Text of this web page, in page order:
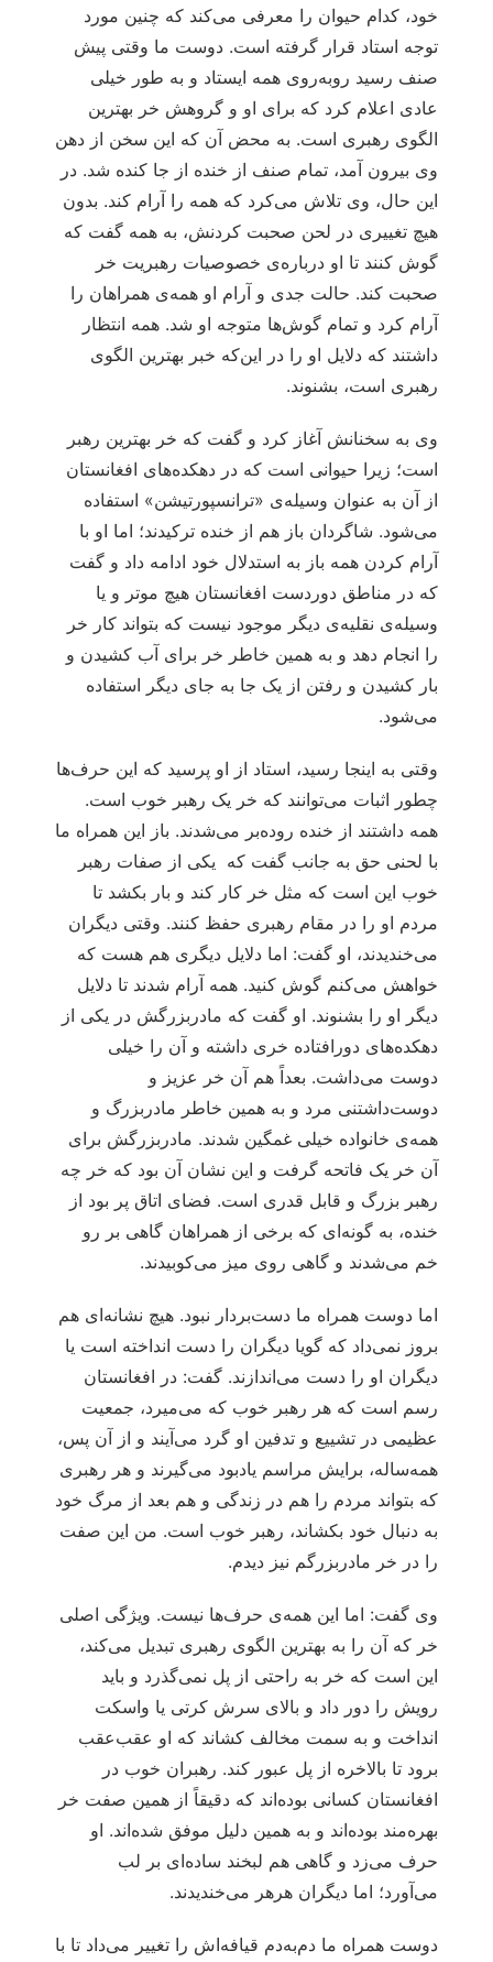
خود، کدام حیوان را معرفی می‌کند که چنین مورد
توجه استاد قرار گرفته است. دوست ما وقتی پیش
صنف رسید روبه‌روی همه ایستاد و به طور خیلی
عادی اعلام کرد که برای او و گروهش خر بهترین
الگوی رهبری است. به محض ‌آن که این سخن از دهن
وی بیرون آمد، تمام صنف از خنده از جا کنده شد. در
این حال، وی تلاش می‌کرد که همه را آرام کند. بدون
هیچ تغییری در لحن صحبت کردنش، به همه گفت که
گوش کنند تا او درباره‌ی خصوصیات رهبریت خر
صحبت کند. حالت جدی و آرام او همه‌ی همراهان را
آرام کرد و تمام گوش‌ها متوجه او شد. همه انتظار
داشتند که دلایل او را در این‌که خبر بهترین الگوی
رهبری است، بشنوند.
وی به سخنانش آغاز کرد و گفت که خر بهترین رهبر
است؛ زیرا حیوانی است که در دهکده‌های افغانستان
از آن به عنوان وسیله‌ی «ترانسپورتیشن» استفاده
می‌شود. شاگردان باز هم از خنده ترکیدند؛ اما او با
آرام کردن همه باز به استدلال خود ادامه داد و گفت
که در مناطق دوردست افغانستان هیچ موتر و یا
وسیله‌ی نقلیه‌ی دیگر موجود نیست که بتواند کار خر
را انجام دهد و به همین خاطر خر برای آب کشیدن و
بار کشیدن و رفتن از یک جا به جای دیگر استفاده
می‌شود.
وقتی به اینجا رسید، استاد از او پرسید که این حرف‌ها
چطور اثبات می‌توانند که خر یک رهبر خوب است.
همه داشتند از خنده روده‌بر می‌شدند. باز این همراه ما
با لحنی حق به جانب گفت که یکی از صفات رهبر
خوب این است که مثل خر کار کند و بار بکشد تا
مردم او را در مقام رهبری حفظ کنند. وقتی دیگران
می‌خندیدند، او گفت: اما دلایل دیگری هم هست که
خواهش می‌کنم گوش کنید. همه آرام شدند تا دلایل
دیگر او را بشنوند. او گفت که مادربزرگش در یکی از
دهکده‌های دورافتاده خری داشته و آن را خیلی
دوست می‌داشت. بعداً هم آن خر عزیز و
دوست‌داشتنی مرد و به همین خاطر مادربزرگ و
همه‌ی خانواده خیلی غمگین شدند. مادربزرگش برای
آن خر یک فاتحه گرفت و این نشان آن بود که خر چه
رهبر بزرگ و قابل قدری است. فضای اتاق پر بود از
خنده، به گونه‌ای که برخی از همراهان گاهی بر رو
خم می‌شدند و گاهی روی میز می‌کوبیدند.
اما دوست همراه ما دست‌بردار نبود. هیچ نشانه‌ای هم
بروز نمی‌داد که گویا دیگران را دست انداخته است یا
دیگران او را دست می‌اندازند. گفت: در افغانستان
رسم است که هر رهبر خوب که می‌میرد، جمعیت
عظیمی در تشییع و تدفین او گرد می‌آیند و از آن پس،
همه‌ساله، برایش مراسم یادبود می‌گیرند و هر رهبری
که بتواند مردم را هم در زندگی و هم بعد از مرگ خود
به دنبال خود بکشاند، رهبر خوب است. من این صفت
را در خر مادربزرگم نیز دیدم.
وی گفت: اما این همه‌ی حرف‌ها نیست. ویژگی اصلی
خر که آن را به بهترین الگوی رهبری تبدیل می‌کند،
این است که خر به راحتی از پل نمی‌گذرد و باید
رویش را دور داد و بالای سرش کرتی یا واسکت
انداخت و به سمت مخالف کشاند که او عقب‌عقب
برود تا بالاخره از پل عبور کند. رهبران خوب در
افغانستان کسانی بوده‌اند که دقیقاً از همین صفت خر
بهره‌مند بوده‌اند و به همین دلیل موفق شده‌اند. او
حرف می‌زد و گاهی هم لبخند ساده‌ای بر لب
می‌آورد؛ اما دیگران هرهر می‌خندیدند.
دوست همراه ما دم‌به‌دم قیافه‌اش را تغییر می‌داد تا با